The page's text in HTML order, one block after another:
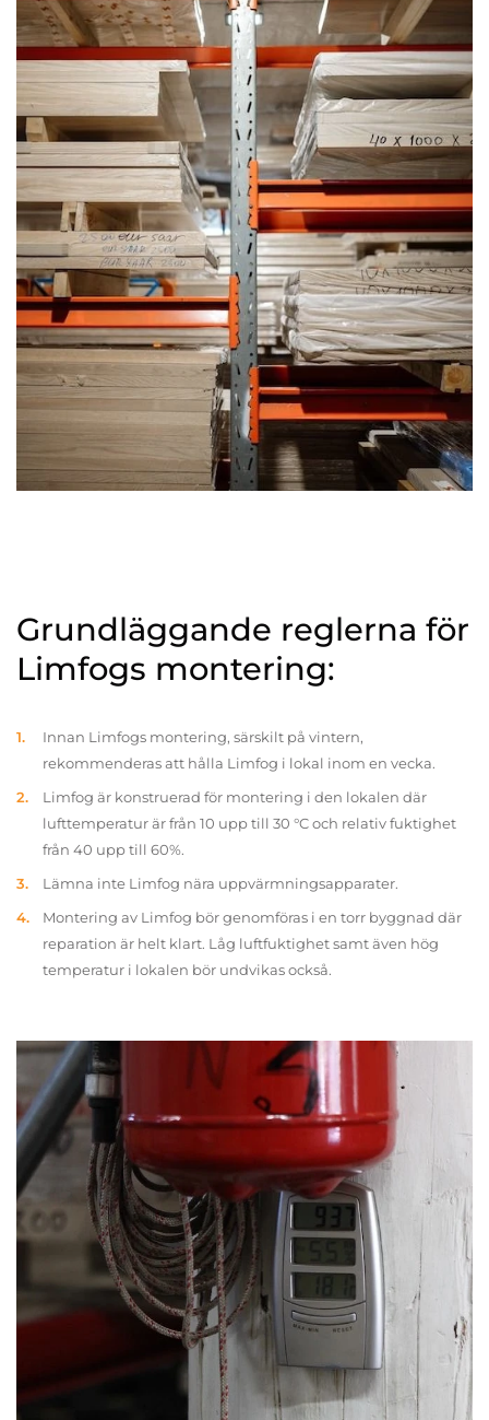
Grundläggande reglerna för
Limfogs montering:
Innan Limfogs montering, särskilt på vintern,
rekommenderas att hålla Limfog i lokal inom en vecka.
Limfog är konstruerad för montering i den lokalen där
lufttemperatur är från 10 upp till 30 °C och relativ fuktighet
från 40 upp till 60%.
Lämna inte Limfog nära uppvärmningsapparater.
Montering av Limfog bör genomföras i en torr byggnad där
reparation är helt klart. Låg luftfuktighet samt även hög
temperatur i lokalen bör undvikas också.